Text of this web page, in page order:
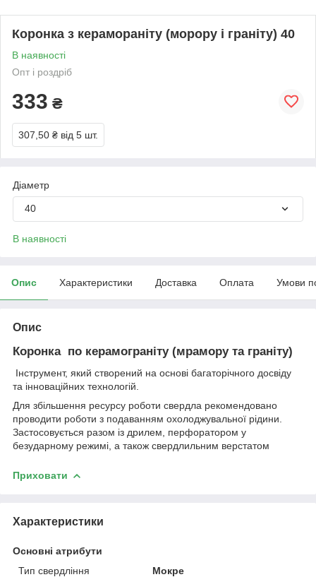
Коронка з керамораніту (морору і граніту) 40
В наявності
Опт і роздріб
333 ₴
307,50 ₴ від 5 шт.
Діаметр
40
В наявності
Опис Характеристики Доставка Оплата Умови
Опис
Коронка по керамограніту (мрамору та граніту)
Інструмент, який створений на основі багаторічного досвіду
та інноваційних технологій.
Для збільшення ресурсу роботи свердла рекомендовано
проводити роботи з подаванням охолоджувальної рідини.
Застосовується разом із дрилем, перфоратором у
безударному режимі, а також свердлильним верстатом
Приховати
Характеристики
Основні атрибути
Тип свердління
Мокре